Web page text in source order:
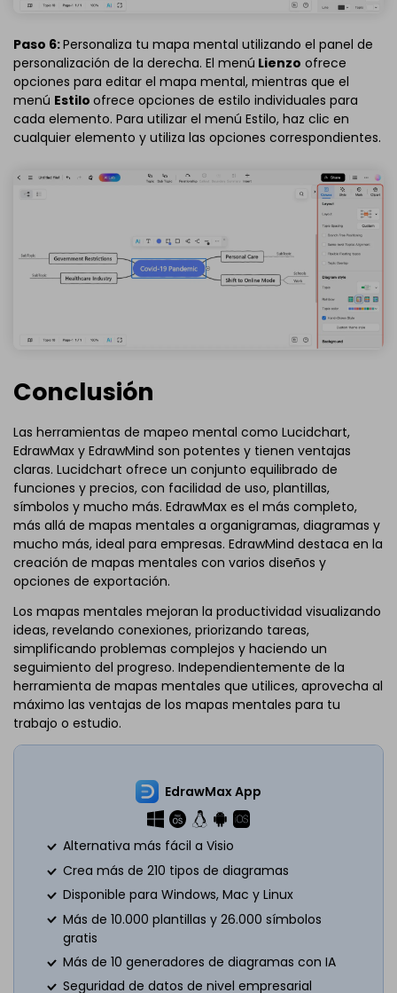
Paso 6:Personaliza tu mapa mental utilizando el panel de
personalización de la derecha. El menú Lienzo ofrece
opciones para editar el mapa mental, mientras que el
menú Estilo ofrece opciones de estilo individuales para
cada elemento. Para utilizar el menú Estilo, haz clic en
cualquier elemento y utiliza las opciones correspondientes.
Conclusión
Las herramientas de mapeo mental como Lucidchart,
EdrawMax y EdrawMind son potentes y tienen ventajas
claras. Lucidchart ofrece un conjunto equilibrado de
funciones y precios, con facilidad de uso, plantillas,
símbolos y mucho más. EdrawMax es el más completo,
más allá de mapas mentales a organigramas, diagramas y
mucho más, ideal para empresas. EdrawMind destaca en la
creación de mapas mentales con varios diseños y
opciones de exportación.
Los mapas mentales mejoran la productividad visualizando
ideas, revelando conexiones, priorizando tareas,
simplificando problemas complejos y haciendo un
seguimiento del progreso. Independientemente de la
herramienta de mapas mentales que utilices, aprovecha al
máximo las ventajas de los mapas mentales para tu
trabajo o estudio.
EdrawMax App
Alternativa más fácil a Visio
Crea más de 210 tipos de diagramas
Disponible para Windows, Mac y Linux
Más de 10.000 plantillas y 26.000 símbolos
gratis
Más de 10 generadores de diagramas con IA
Seguridad de datos de nivel empresarial